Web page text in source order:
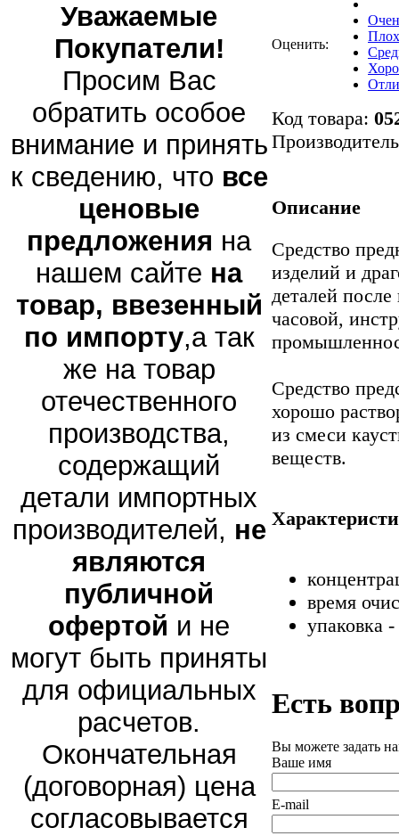
Уважаемые
Покупатели!
Просим Вас
обратить особое
внимание и принять
к сведению, что все
ценовые
предложения на
нашем сайте на
товар, ввезенный
по импорту,а так
же на товар
отечественного
производства,
содержащий
детали импортных
производителей, не
являются
публичной
офертой и не
могут быть приняты
для официальных
расчетов.
Окончательная
(договорная) цена
согласовывается
Оценить:
Код товара:
Описание
Средство
изделий и
деталей
часовой,
Средство
хорошо
из смеси
веществ.
время
упаковка -
Есть
Вы можете задать
Ваше имя
E-mail